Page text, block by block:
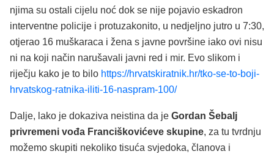
njima su ostali cijelu noć dok se nije pojavio eskadron
interventne policije i protuzakonito, u nedjeljno jutro u 7:30,
otjerao 16 muškaraca i žena s javne površine iako ovi nisu
ni na koji način narušavali javni red i mir. Evo slikom i
riječju kako je to bilo https://hrvatskiratnik.hr/tko-se-to-boji-
hrvatskog-ratnika-iliti-16-naspram-100/
Dalje, lako je dokaziva neistina da je Gordan Šebalj
privremeni vođa Franciškovićeve skupine, za tu tvrdnju
možemo skupiti nekoliko tisuća svjedoka, članova i